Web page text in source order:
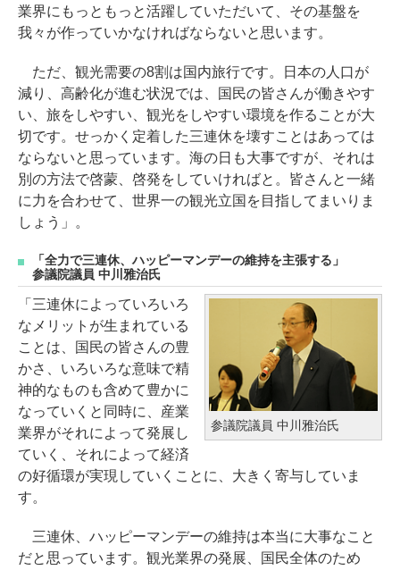
業界にもっともっと活躍していただいて、その基盤を
我々が作っていかなければならないと思います。
ただ、観光需要の8割は国内旅行です。日本の人口が
減り、高齢化が進む状況では、国民の皆さんが働きやす
い、旅をしやすい、観光をしやすい環境を作ることが大
切です。せっかく定着した三連休を壊すことはあっては
ならないと思っています。海の日も大事ですが、それは
別の方法で啓蒙、啓発をしていければと。皆さんと一緒
に力を合わせて、世界一の観光立国を目指してまいりま
しょう」。
「全力で三連休、ハッピーマンデーの維持を主張する」
参議院議員 中川雅治氏
参議院議員 中川雅治氏
「三連休によっていろいろ
なメリットが生まれている
ことは、国民の皆さんの豊
かさ、いろいろな意味で精
神的なものも含めて豊かに
なっていくと同時に、産業
業界がそれによって発展し
ていく、それによって経済
の好循環が実現していくことに、大きく寄与していま
す。
三連休、ハッピーマンデーの維持は本当に大事なこと
だと思っています。観光業界の発展、国民全体のため